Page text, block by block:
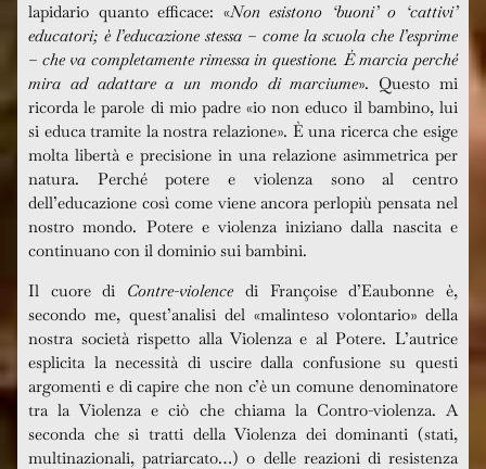
lapidario quanto efficace: «Non esistono ‘buoni’ o ‘cattivi’
educatori; è l’educazione stessa – come la scuola che l’esprime
– che va completamente rimessa in questione. È marcia perché
mira ad adattare a un mondo di marciume». Questo mi
ricorda le parole di mio padre «io non educo il bambino, lui
si educa tramite la nostra relazione». È una ricerca che esige
molta libertà e precisione in una relazione asimmetrica per
natura. Perché potere e violenza sono al centro
dell’educazione così come viene ancora perlopiù pensata nel
nostro mondo. Potere e violenza iniziano dalla nascita e
continuano con il dominio sui bambini.
Il cuore di Contre-violencedi Françoise d’Eaubonne è,
secondo me, quest’analisi del «malinteso volontario» della
nostra società rispetto alla Violenza e al Potere. L’autrice
esplicita la necessità di uscire dalla confusione su questi
argomenti e di capire che non c’è un comune denominatore
tra la Violenza e ciò che chiama la Contro-violenza. A
seconda che si tratti della Violenza dei dominanti (stati,
multinazionali, patriarcato…) o delle reazioni di resistenza